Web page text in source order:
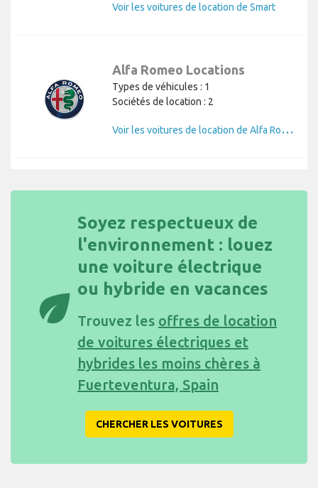
Voir les voitures de location de Smart
Alfa Romeo Locations
Types de véhicules : 1
Sociétés de location : 2
V
oir les voitures de location de Alfa Romeo
eco
Soyez respectueux de
l'environnement : louez
une voiture électrique
ou hybride en vacances
Trouvez les offres de location
de voitures électriques et
hybrides les moins chères à
Fuerteventura, Spain
CHERCHER LES VOITURES